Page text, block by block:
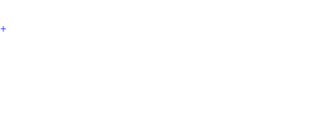
+